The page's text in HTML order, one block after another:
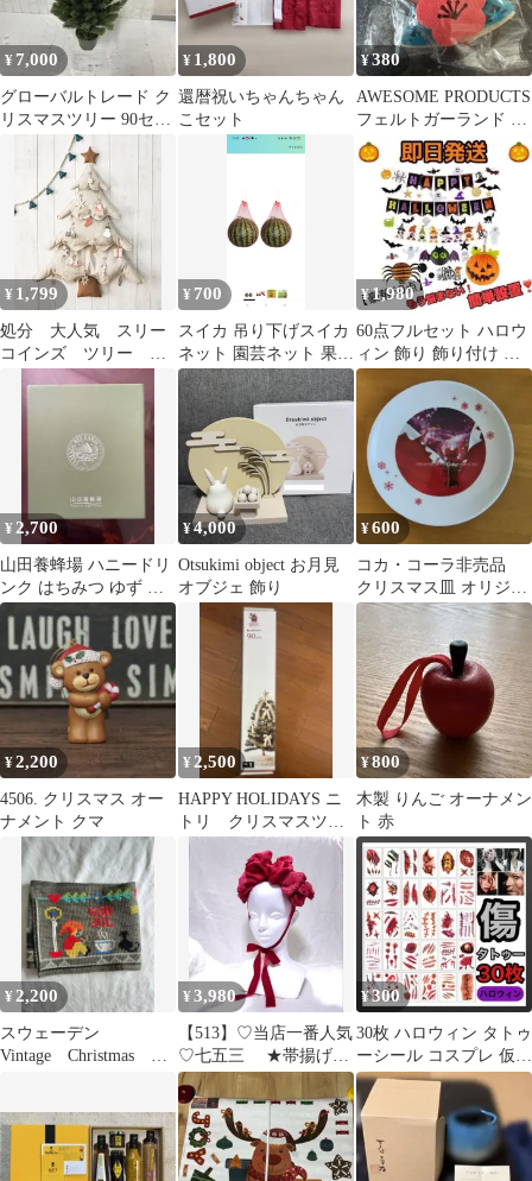
¥ 7,000
グローバルトレード ク
リスマスツリー 90セン
¥ 1,800
還暦祝いちゃんちゃん
こセット
¥380
AWESOME PRODUCTS
フェルトガーランド ヒ
ナ 雛祭り70cm
¥ 1,799
処分 大人気 スリー
コインズ ツリー
3COINS クリスマス
クリスマスツリー
¥ 700
スイカ 吊り下げスイカ
ネット 園芸ネット 果物
袋 カボチャ メロン 丈
夫 通気
¥1,980
60点フルセット ハロウ
ィン 飾り 飾り付け 装
飾 ガーランド オーナメ
ント
¥ 2,700
山田養蜂場 ハニードリ
ンク はちみつ ゆず り
んご ジュース 詰合せ
¥4,000
Otsukimi object お月見
オブジェ 飾り
¥600
コカ・コーラ非売品
クリスマス皿 オリジナ
ルプレート
¥2,200
4506. クリスマス オー
ナメント クマ
¥2,500
HAPPY HOLIDAYS ニ
トリ クリスマスツリ
ー 90cm 他、付属品
¥800
木製 りんご オーナメン
ト 赤
¥2,200
スウェーデン
Vintage Christmas ク
¥ 3,980
【513】♡当店一番人気
♡七五三 ★帯揚げ一
本使い★ 赤顎紐リボ
ン付き 髪飾り
¥300
30枚 ハロウィン タトゥ
ーシール コスプレ 仮装
ゾンビメイク 傷 傷メイ
ク